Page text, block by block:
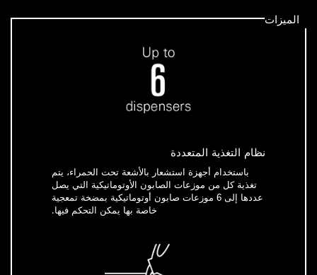
الميزات
نظام التغذية المتعددة
باستخدام أجهزة استشعار بالأشعة تحت الحمراء، يتم
تغذية كل من موزعات الصابون الأوتوماتيكية التي يصل
عددها إلى 6 موزعات صابون أوتوماتيكية بمضخة تمعجية
خاصة بها يمكن التحكم فيها.